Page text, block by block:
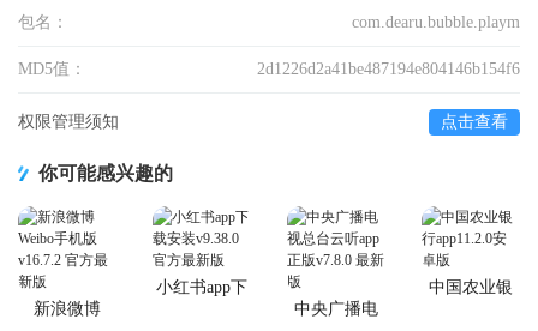
包名： com.dearu.bubble.playm
MD5值： 2d1226d2a41be487194e804146b154f6
权限管理须知 点击查看
你可能感兴趣的
新浪微博
小红书app下
中央广播电
中国农业银